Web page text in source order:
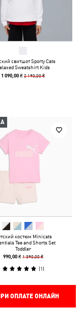
свитшот Sporty Cats
Sweatshirt Kids
1 090,00 ₴2 190,00 ₴
костюм Minicats
Tee and Shorts Set
Toddler
990,00 ₴ 1 390,00 ₴
(1)
ОПЛАТЕ ОНЛАЙН